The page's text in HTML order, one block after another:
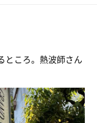
ところ。熱波師さん